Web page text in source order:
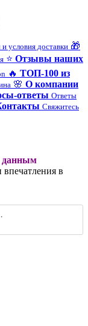
условия доставки 🎁
⭐ Отзывы наших
🔥 ТОП-100 из
🌸 О компании
ответы Ответы
Свяжитесь
данным
впечатления в